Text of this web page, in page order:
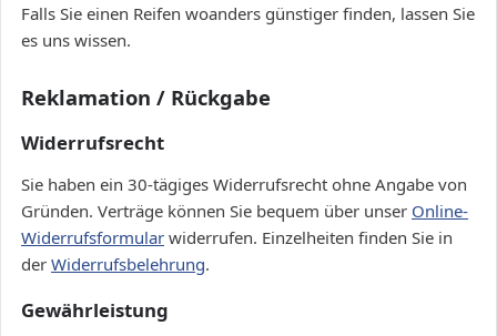
Falls Sie einen Reifen woanders günstiger finden, lassen Sie
es uns wissen.
Reklamation / Rückgabe
Widerrufsrecht
Sie haben ein 30-tägiges Widerrufsrecht ohne Angabe von
Gründen. Verträge können Sie bequem über unser Online-
Widerrufsformular widerrufen. Einzelheiten finden Sie in
der Widerrufsbelehrung.
Gewährleistung